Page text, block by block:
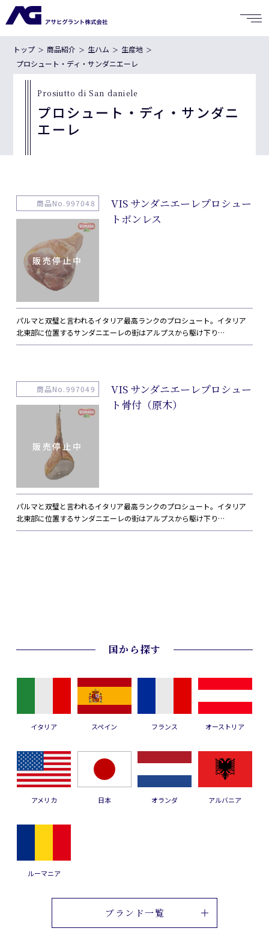
トップ 商品紹介 生ハム
生産地
プロシュート・ディ・サンダニエーレ
Prosiutto di San daniele
プロシュート・ディ・サンダニ
エーレ
商品No.997048
VIS サンダニエーレプロシュー
トボンレス
パルマと双璧と言われるイタリア最高ランクのプロシュート。イタリア
北東部に位置するサンダニエーレの街はアルプスから駆け下り…
商品No.997049
VIS サンダニエーレプロシュー
ト骨付（原木）
パルマと双璧と言われるイタリア最高ランクのプロシュート。イタリア
北東部に位置するサンダニエーレの街はアルプスから駆け下り…
国から探す
イタリア スペイン フランス オーストリア
アメリカ 日本 オランダ アルバニア
ルーマニア
ブランド一覧